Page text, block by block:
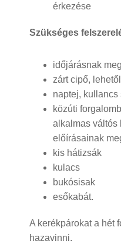
érkezése
Szükséges
időjárásnak
zárt cipő,
naptej, kullancs
közúti
alkalmas váltós
előírásainak
kis hátizsák
kulacs
bukósisak
esőkabát.
A kerékpárokat a hét
hazavinni.